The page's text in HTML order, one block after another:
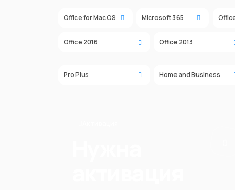
Office for Mac OS Microsoft 365
Office 2016 Office 2013
Pro Plus Home and Business